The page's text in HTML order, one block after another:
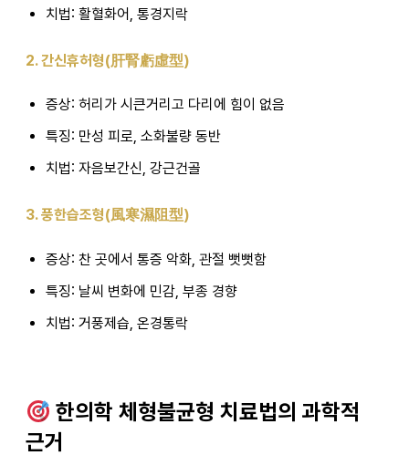
치법: 활혈화어, 통경지락
2. 간신휴허형(肝腎虧虛型)
증상: 허리가 시큰거리고 다리에 힘이 없음
특징: 만성 피로, 소화불량 동반
치법: 자음보간신, 강근건골
3. 풍한습조형(風寒濕阻型)
증상: 찬 곳에서 통증 악화, 관절 뻣뻣함
특징: 날씨 변화에 민감, 부종 경향
치법: 거풍제습, 온경통락
한의학 체형불균형 치료법의 과학적
근거